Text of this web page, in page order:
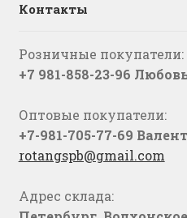
Контакты
Розничные покупатели:
+7 981-858-23-96
Оптовые покупатели:
+7-981-705-77-69
rotangspb@gmail.com
Адрес склада: